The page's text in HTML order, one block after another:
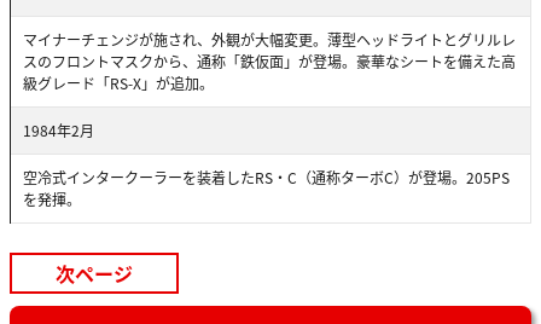
マイナーチェンジが施され、外観が大幅変更。薄型ヘッドライトとグリルレ
スのフロントマスクから、通称「鉄仮面」が登場。豪華なシートを備えた高
級グレード「RS-X」が追加。
1984年2月
空冷式インタークーラーを装着したRS・C（通称ターボC）が登場。205PS
を発揮。
次ページ